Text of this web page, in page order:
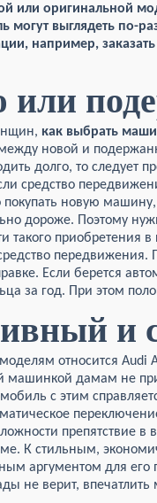
или оригинальной
могут выглядеть по-
например,
или
как выбрать
новой и
долго, то следует
средство
покупать новую
дороже. Поэтому
такого приобретения
передвижения.
Если берется
за год. При этом
и
относится
машинкой дамам не
с этим
препятствие
К стильным,
аргументом для его
не верит,